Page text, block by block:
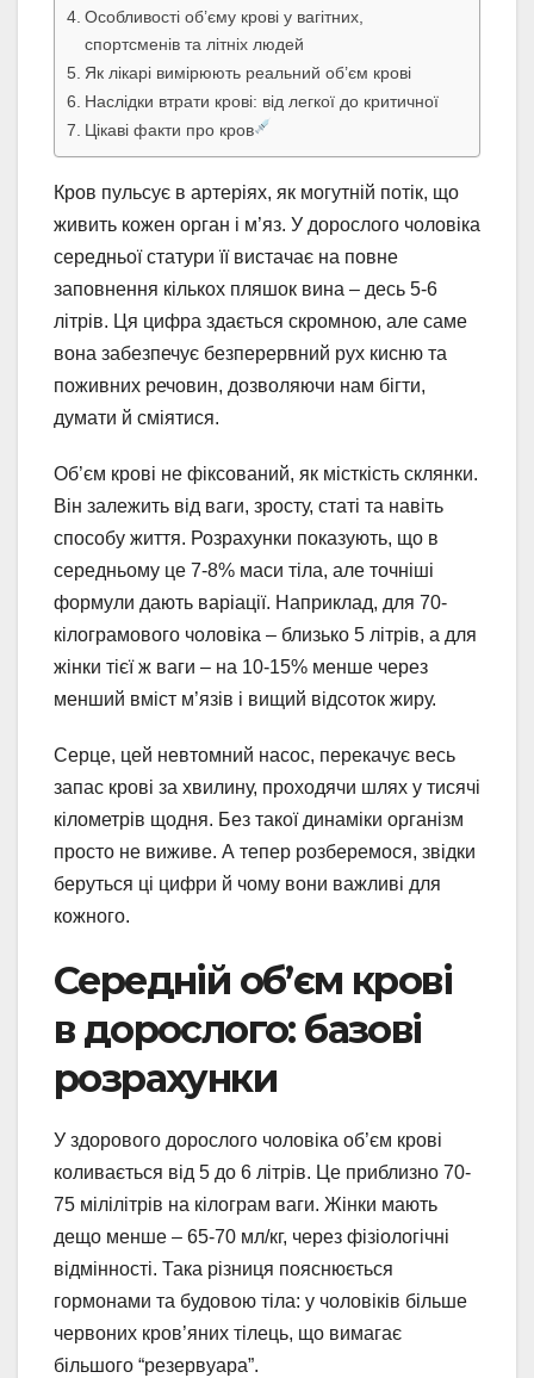
Особливості об’єму крові у вагітних,
спортсменів та літніх людей
Як лікарі вимірюють реальний об’єм крові
Наслідки втрати крові: від легкої до критичної
Цікаві факти про кров
Кров пульсує в артеріях, як могутній потік, що
живить кожен орган і м’яз. У дорослого чоловіка
середньої статури її вистачає на повне
заповнення кількох пляшок вина – десь 5-6
літрів. Ця цифра здається скромною, але саме
вона забезпечує безперервний рух кисню та
поживних речовин, дозволяючи нам бігти,
думати й сміятися.
Об’єм крові не фіксований, як місткість склянки.
Він залежить від ваги, зросту, статі та навіть
способу життя. Розрахунки показують, що в
середньому це 7-8% маси тіла, але точніші
формули дають варіації. Наприклад, для 70-
кілограмового чоловіка – близько 5 літрів, а для
жінки тієї ж ваги – на 10-15% менше через
менший вміст м’язів і вищий відсоток жиру.
Серце, цей невтомний насос, перекачує весь
запас крові за хвилину, проходячи шлях у тисячі
кілометрів щодня. Без такої динаміки організм
просто не виживе. А тепер розберемося, звідки
беруться ці цифри й чому вони важливі для
кожного.
Середній об’єм крові
в дорослого: базові
розрахунки
У здорового дорослого чоловіка об’єм крові
коливається від 5 до 6 літрів. Це приблизно 70-
75 мілілітрів на кілограм ваги. Жінки мають
дещо менше – 65-70 мл/кг, через фізіологічні
відмінності. Така різниця пояснюється
гормонами та будовою тіла: у чоловіків більше
червоних кров’яних тілець, що вимагає
більшого “резервуара”.